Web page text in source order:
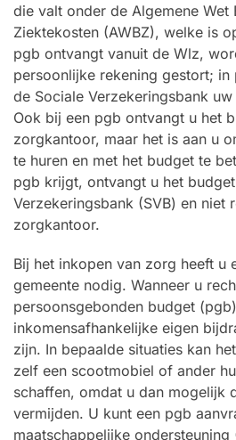
die valt onder de Algemene Wet
Ziektekosten (AWBZ), welke is
pgb ontvangt vanuit de Wlz,
persoonlijke rekening gestort; in
de Sociale Verzekeringsbank
Ook bij een pgb ontvangt u het
zorgkantoor, maar het is aan u
te huren en met het budget te
pgb krijgt, ontvangt u het
Verzekeringsbank (SVB) en niet
zorgkantoor.
Bij het inkopen van zorg heeft u
gemeente nodig. Wanneer u
persoonsgebonden budget
inkomensafhankelijke eigen
zijn. In bepaalde situaties kan
zelf een scootmobiel of ander
schaffen, omdat u dan mogelijk
vermijden. U kunt een pgb
maatschappelijke